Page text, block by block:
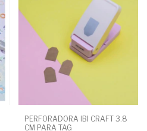
PERFORADORA IBI CRAFT 3.8
CM PARA TAG